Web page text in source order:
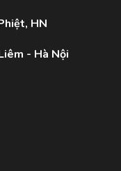
HN
- Hà Nội